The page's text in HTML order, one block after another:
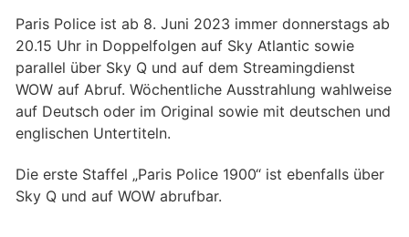
Paris Police ist ab 8. Juni 2023 immer donnerstags ab
20.15 Uhr in Doppelfolgen auf Sky Atlantic sowie
parallel über Sky Q und auf dem Streamingdienst
WOW auf Abruf. Wöchentliche Ausstrahlung wahlweise
auf Deutsch oder im Original sowie mit deutschen und
englischen Untertiteln.
Die erste Staffel „Paris Police 1900“ ist ebenfalls über
Sky Q und auf WOW abrufbar.